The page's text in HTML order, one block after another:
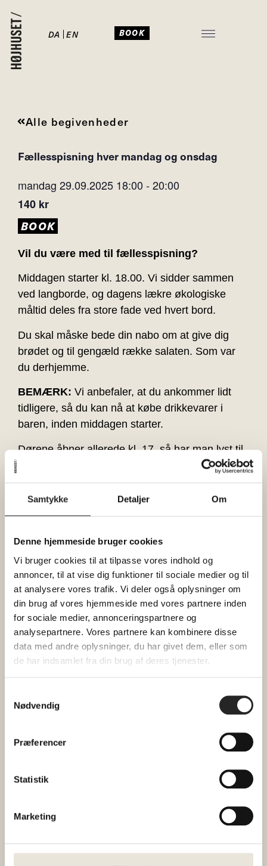
Samtykke Detaljer Om
Denne hjemmeside bruger cookies
Vi bruger cookies til at tilpasse vores indhold og
annoncer, til at vise dig funktioner til sociale medier og til
at analysere vores trafik. Vi deler også oplysninger om
din brug af vores hjemmeside med vores partnere inden
for sociale medier, annonceringspartnere og
analysepartnere. Vores partnere kan kombinere disse
data med andre oplysninger, du har givet dem, eller som
de har indsamlet fra din brug af deres tjenester.
Nødvendig
Præferencer
Statistik
Marketing
DA EN BOOK
Alle begivenheder
Fællesspisning hver mandag og onsdag
mandag 29.09.2025 18:00 - 20:00
140 kr
BOOK
Vil du være med til fællesspisning?
Middagen starter kl. 18.00. Vi sidder sammen
ved langborde, og dagens lækre økologiske
måltid deles fra store fade ved hvert bord.
Du skal måske bede din nabo om at give dig
brødet og til gengæld række salaten. Som var
du derhjemme.
BEMÆRK: Vi anbefaler, at du ankommer lidt
tidligere, så du kan nå at købe drikkevarer i
baren, inden middagen starter.
Dørene åbner allerede kl. 17, så har man lyst til
et glas i Pejsestuen, et slag bordtennis eller en
gåtur i vores spændende hus inden middagen,
er man mere end velkommen.
(til og med 10 år). Middagen er gratis for børn
Menu
Vegetar-moussaka med bagt græskarsalat
Hjemmebagt brød og smør
minimum 2 dage
før.
Der er fællesspisning hver mandag og onsdag i
Billetter refunderes ikke, med mindre
Fællesspisning Fællesspisning